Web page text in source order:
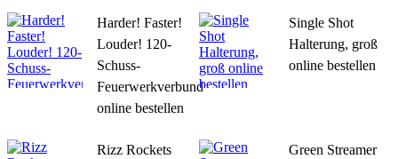
Harder! Faster!
Louder! 120-
Schuss-
Feuerwerkverbund
online bestellen
Single Shot
Halterung, groß
online bestellen
Rizz Rockets
Green Streamer